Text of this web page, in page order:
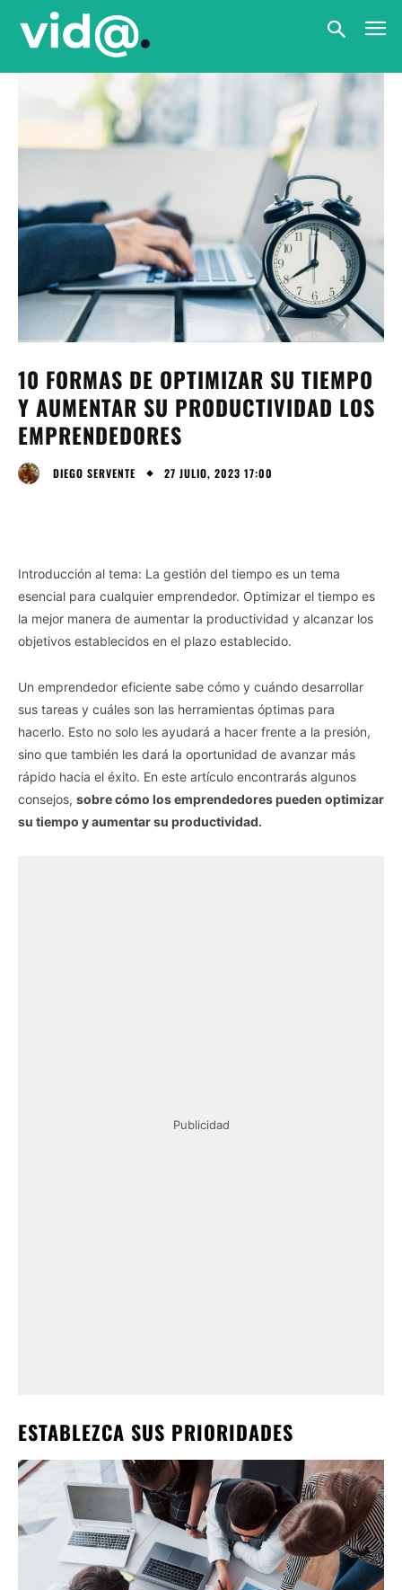
10 FORMAS DE OPTIMIZAR SU TIEMPO
Y AUMENTAR SU PRODUCTIVIDAD LOS
EMPRENDEDORES
DIEGO SERVENTE 27 JULIO, 2023 17:00
Introducción al tema: La gestión del tiempo es un tema
esencial para cualquier emprendedor. Optimizar el tiempo es
la mejor manera de aumentar la productividad y alcanzar los
objetivos establecidos en el plazo establecido.
Un emprendedor eficiente sabe cómo y cuándo desarrollar
sus tareas y cuáles son las herramientas óptimas para
hacerlo. Esto no solo les ayudará a hacer frente a la presión,
sino que también les dará la oportunidad de avanzar más
rápido hacia el éxito. En este artículo encontrarás algunos
consejos, sobre cómo los emprendedores pueden optimizar
su tiempo y aumentar su productividad.
Publicidad
ESTABLEZCA SUS PRIORIDADES